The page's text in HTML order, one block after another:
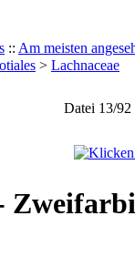
:: Am meisten
> Lachnaceae
Datei 13/92